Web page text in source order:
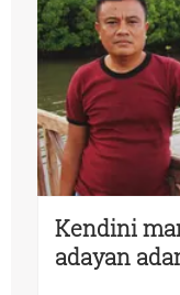
Kendini
adayan